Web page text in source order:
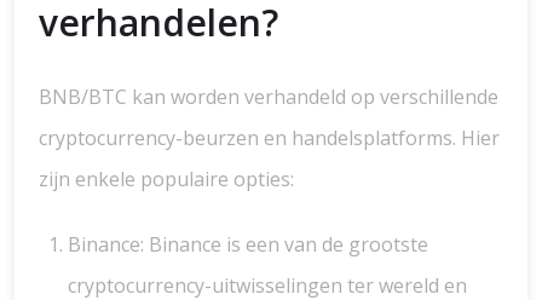
verhandelen?
BNB/BTC kan worden verhandeld op verschillende
cryptocurrency-beurzen en handelsplatforms. Hier
zijn enkele populaire opties:
Binance: Binance is een van de grootste
cryptocurrency-uitwisselingen ter wereld en